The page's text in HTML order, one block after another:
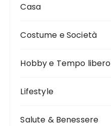
Casa
Costume e Società
Hobby e Tempo libero
Lifestyle
Salute & Benessere